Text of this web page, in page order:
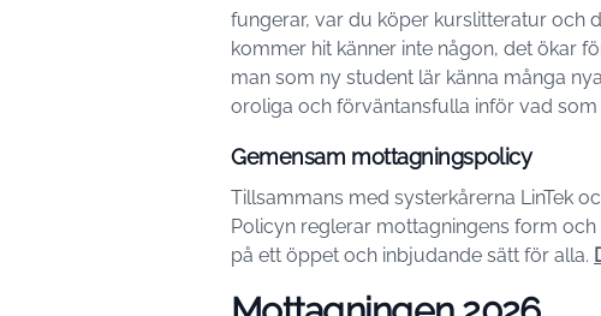
fungerar, var du köper kurslitteratur och
kommer hit känner inte någon, det ökar
man som ny student lär känna många
oroliga och förväntansfulla inför vad som
Gemensam mottagningspolicy
Tillsammans med systerkårerna LinTek
Policyn reglerar mottagningens form
på ett öppet och inbjudande sätt för alla.